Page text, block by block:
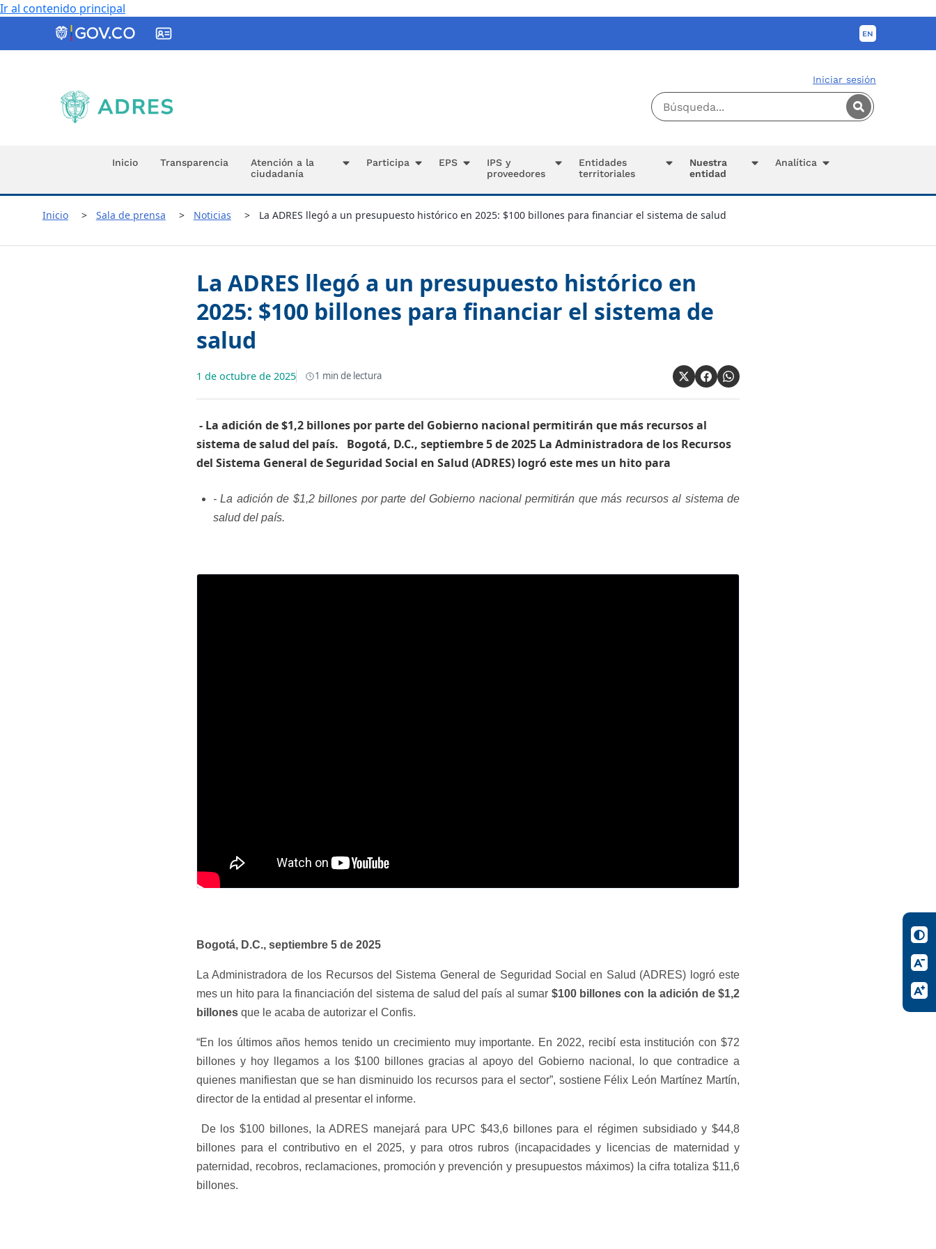
Ir al contenido principal
Iniciar sesión
ADRES
Inicio Transparencia
Atención a la
ciudadanía
Participa EPS
IPS y
proveedores
Entidades
territoriales
Nuestra
entidad
Analítica
Inicio Sala de prensa Noticias La ADRES llegó a un presupuesto histórico en 2025: $100 billones para financiar el sistema de salud
La ADRES llegó a un presupuesto histórico en
2025: $100 billones para financiar el sistema de
salud
1 de octubre de 2025 1 min de lectura
​ - La adición de $1,2 billones por parte del Gobierno nacional permitirán que más recursos al
sistema de salud del país. ​ ​ Bogotá, D.C., septiembre 5 de 2025 La Administradora de los Recursos
del Sistema General de Seguridad Social en Salud (ADRES) logró este mes un hito para
- La adición de $1,2 billones por parte del Gobierno nacional permitirán que más recursos al sistema de
salud del país.
Bogotá, D.C., septiembre 5 de 2025
La Administradora de los Recursos del Sistema General de Seguridad Social en Salud (ADRES) logró este
mes un hito para la financiación del sistema de salud del país al sumar $100 billones con la adición de $1,2
billones que le acaba de autorizar el Confis.
“En los últimos años hemos tenido un crecimiento muy importante. En 2022, recibí esta institución con $72
billones y hoy llegamos a los $100 billones gracias al apoyo del Gobierno nacional, lo que contradice a
quienes manifiestan que se han disminuido los recursos para el sector”, sostiene Félix León Martínez Martín,
director de la entidad al presentar el informe.
​ ​De los $100 billones, la ADRES manejará para UPC $43,6 billones para el régimen subsidiado y $44,8
billones para el contributivo en el 2025, y para otros rubros (incapacidades y licencias de maternidad y
paternidad, recobros, reclamaciones, promoción y prevención y presupuestos máximos) la cifra totaliza $11,6
billones.